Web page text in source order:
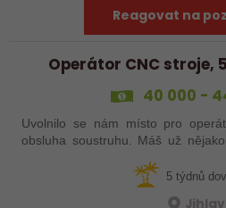
Reagovat na
Operátor CNC stroje,
40 000 -
Uvolnilo se nám místo pro
obsluha soustruhu. Máš už nějakou zkušenost s CNC stroji,
pošli životopis. Rádi…
5 týdnů